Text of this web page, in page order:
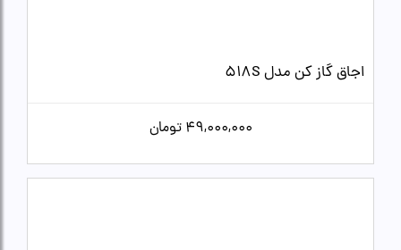
اجاق گاز کن مدل 518S
49,000,000 تومان